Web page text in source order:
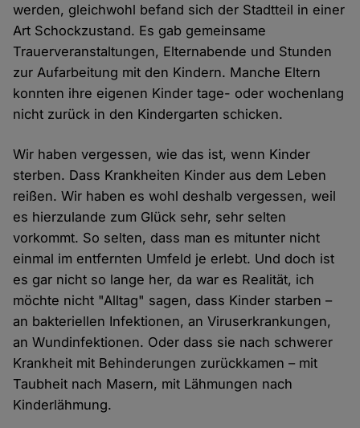
werden, gleichwohl befand sich der Stadtteil in einer
Art Schockzustand. Es gab gemeinsame
Trauerveranstaltungen, Elternabende und Stunden
zur Aufarbeitung mit den Kindern. Manche Eltern
konnten ihre eigenen Kinder tage- oder wochenlang
nicht zurück in den Kindergarten schicken.
Wir haben vergessen, wie das ist, wenn Kinder
sterben. Dass Krankheiten Kinder aus dem Leben
reißen. Wir haben es wohl deshalb vergessen, weil
es hierzulande zum Glück sehr, sehr selten
vorkommt. So selten, dass man es mitunter nicht
einmal im entfernten Umfeld je erlebt. Und doch ist
es gar nicht so lange her, da war es Realität, ich
möchte nicht "Alltag" sagen, dass Kinder starben –
an bakteriellen Infektionen, an Viruserkrankungen,
an Wundinfektionen. Oder dass sie nach schwerer
Krankheit mit Behinderungen zurückkamen – mit
Taubheit nach Masern, mit Lähmungen nach
Kinderlähmung.